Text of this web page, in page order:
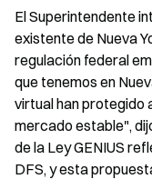
El Superintendente
existente de Nueva
regulación federal
que tenemos en
virtual han protegido
mercado estable",
de la Ley GENIUS
DFS, y esta